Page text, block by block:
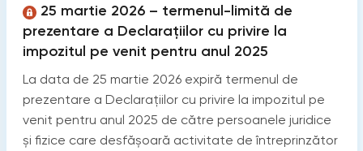
25 martie 2026 – termenul-limită de
prezentare a Declarațiilor cu privire la
impozitul pe venit pentru anul 2025
La data de 25 martie 2026 expiră termenul de
prezentare a Declarațiilor cu privire la impozitul pe
venit pentru anul 2025 de către persoanele juridice
și fizice care desfășoară activitate de întreprinzător